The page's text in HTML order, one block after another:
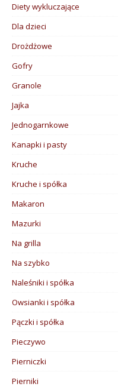
Diety wykluczające
Dla dzieci
Drożdżowe
Gofry
Granole
Jajka
Jednogarnkowe
Kanapki i pasty
Kruche
Kruche i spółka
Makaron
Mazurki
Na grilla
Na szybko
Naleśniki i spółka
Owsianki i spółka
Pączki i spółka
Pieczywo
Pierniczki
Pierniki